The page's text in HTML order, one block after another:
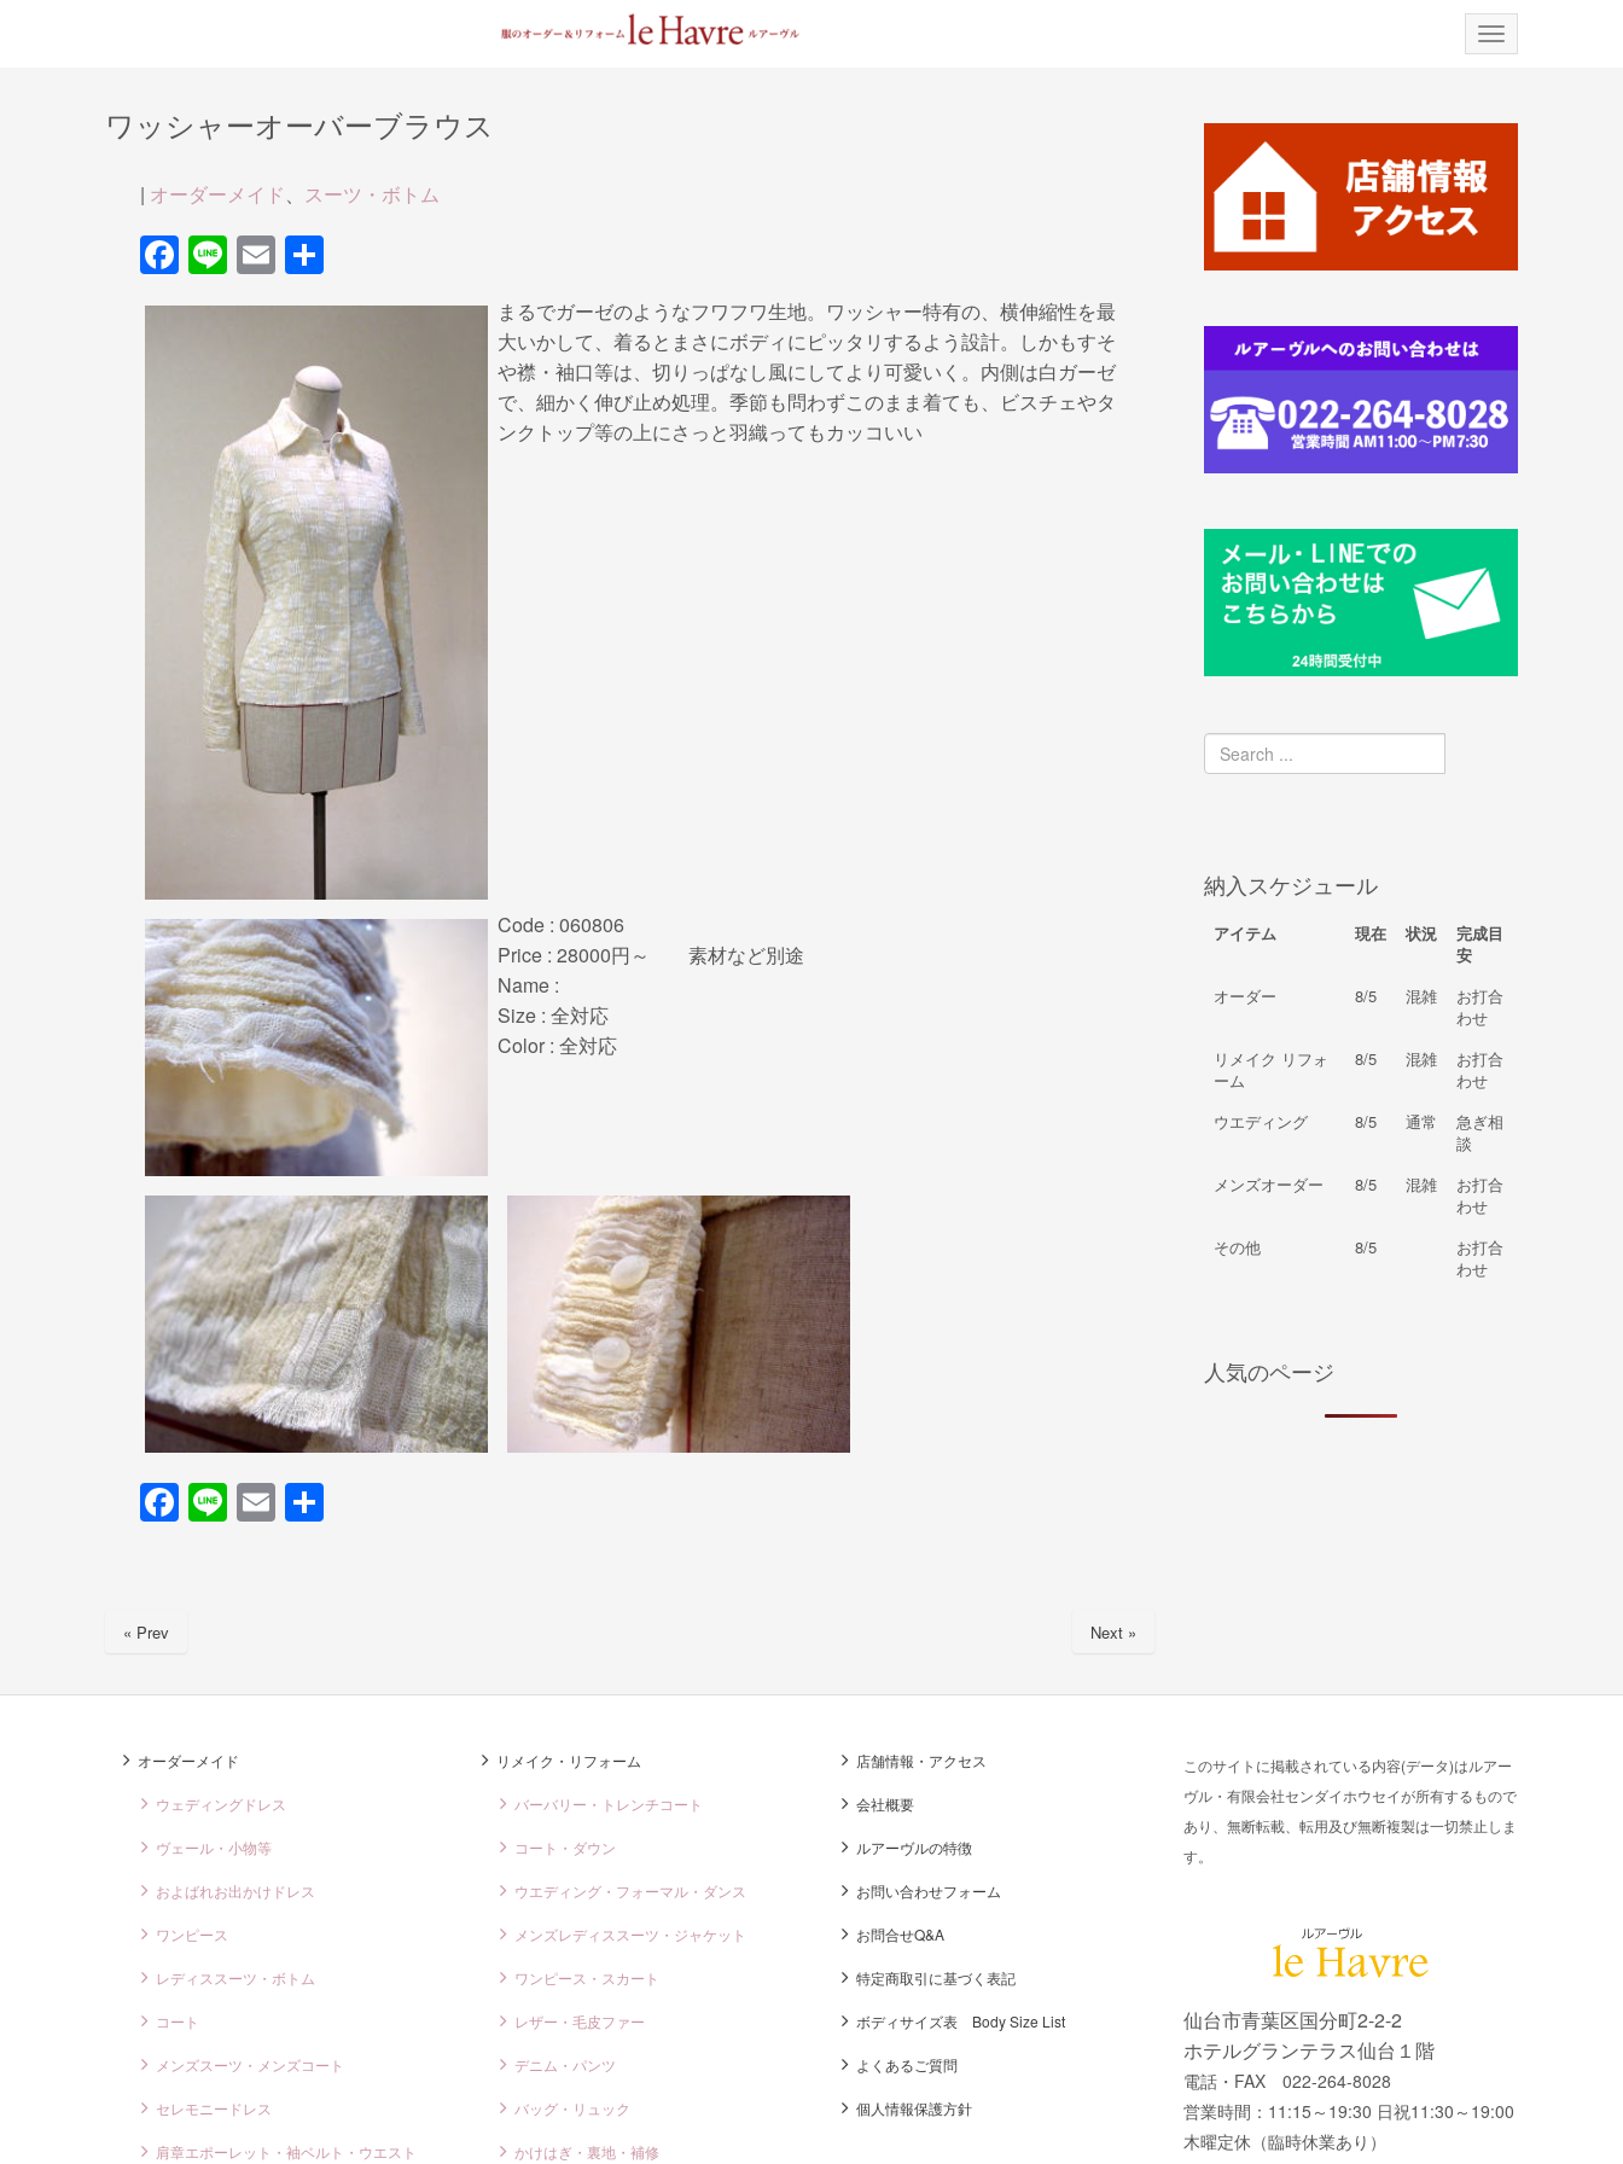
N
a
a
ワッシャーオーバーブラウス
| オーダーメイド、 スーツ・ボトム
F
a
Li
n
E
m 有
まるでガーゼのようなフワフワ生地。ワッシャー特有の、横伸縮性を最
大いかして、着るとまさにボディにピッタリするよう設計。しかもすそ
や襟・袖口等は、切りっぱなし風にしてより可愛いく。内側は白ガーゼ
で、細かく伸び止め処理。季節も問わずこのまま着ても、ビスチェやタ
ンクトップ等の上にさっと羽織ってもカッコいい
Code : 060806
Price : 28000円～ 素材など別途
Name :
Size : 全対応
Color : 全対応
F
o
k
Li E
« Prev Next »
納入スケジュール
アイテム 現在 状況
完成目
安
オーダー
8/5 混雑
お打合
わせ
リメイク リフォ
ーム
8/5 混雑
お打合
わせ
ウエディング
8/5 通常
急ぎ相
談
メンズオーダー
8/5 混雑
お打合
わせ
その他
8/5
お打合
わせ
人気のページ
オーダーメイド
ウェディングドレス
ヴェール・小物等
およばれお出かけドレス
ワンピース
レディススーツ・ボトム
コート
メンズスーツ・メンズコート
セレモニードレス
肩章エポーレット・袖ベルト・ウエスト
リメイク・リフォーム
バーバリー・トレンチコート
コート・ダウン
ウエディング・フォーマル・ダンス
メンズレディススーツ・ジャケット
ワンピース・スカート
レザー・毛皮ファー
デニム・パンツ
バッグ・リュック
かけはぎ・裏地・補修
店舗情報・アクセス
会社概要
ルアーヴルの特徴
お問い合わせフォーム
お問合せQ&A
特定商取引に基づく表記
ボディサイズ表 Body Size List
よくあるご質問
個人情報保護方針
このサイトに掲載されている内容(データ)はルアー
ヴル・有限会社センダイホウセイが所有するもので
あり、無断転載、転用及び無断複製は一切禁止しま
す。
仙台市青葉区国分町2-2-2
ホテルグランテラス仙台１階
電話・FAX 022-264-8028
営業時間：11:15～19:30 日祝11:30～19:00
木曜定休（臨時休業あり）